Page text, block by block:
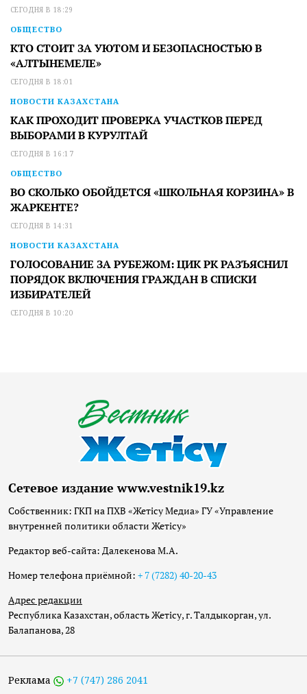
СЕГОДНЯ В 18:29
ОБЩЕСТВО
КТО СТОИТ ЗА УЮТОМ И БЕЗОПАСНОСТЬЮ В
«АЛТЫНЕМЕЛЕ»
СЕГОДНЯ В 18:01
НОВОСТИ КАЗАХСТАНА
КАК ПРОХОДИТ ПРОВЕРКА УЧАСТКОВ ПЕРЕД
ВЫБОРАМИ В КУРУЛТАЙ
СЕГОДНЯ В 16:17
ОБЩЕСТВО
ВО СКОЛЬКО ОБОЙДЕТСЯ «ШКОЛЬНАЯ КОРЗИНА» В
ЖАРКЕНТЕ?
СЕГОДНЯ В 14:31
НОВОСТИ КАЗАХСТАНА
ГОЛОСОВАНИЕ ЗА РУБЕЖОМ: ЦИК РК РАЗЪЯСНИЛ
ПОРЯДОК ВКЛЮЧЕНИЯ ГРАЖДАН В СПИСКИ
ИЗБИРАТЕЛЕЙ
СЕГОДНЯ В 10:20
Сетевое издание www.vestnik19.kz
Собственник: ГКП на ПХВ «Жетісу Медиа» ГУ «Управление
внутренней политики области Жетісу»
Редактор веб-сайта: Далекенова М.А.
Номер телефона приёмной: + 7 (7282) 40-20-43
Адрес редакции
Республика Казахстан, область Жетісу, г. Талдыкорган, ул.
Балапанова, 28
Реклама +7 (747) 286 2041